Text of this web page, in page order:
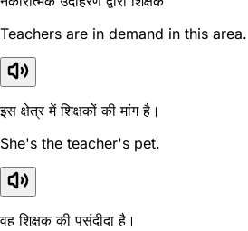
Teachers are in demand in this area.
इस क्षेत्र में शिक्षकों की मांग है।
She's the teacher's pet.
वह शिक्षक की पसंदीदा है।